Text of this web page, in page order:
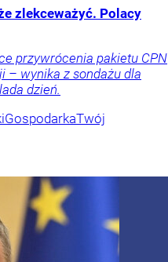
zlekceważyć. Polacy
przywrócenia pakietu CPN
– wynika z sondażu dla
dzień.
GospodarkaTwój